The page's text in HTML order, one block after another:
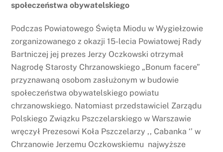
społeczeństwa obywatelskiego
Podczas Powiatowego Święta Miodu w Wygiełzowie
zorganizowanego z okazji 15-lecia Powiatowej Rady
Bartniczej jej prezes Jerzy Oczkowski otrzymał
Nagrodę Starosty Chrzanowskiego „Bonum facere”
przyznawaną osobom zasłużonym w budowie
społeczeństwa obywatelskiego powiatu
chrzanowskiego. Natomiast przedstawiciel Zarządu
Polskiego Związku Pszczelarskiego w Warszawie
wręczył Prezesowi Koła Pszczelarzy ,, Cabanka ‘’ w
Chrzanowie Jerzemu Oczkowskiemu najwyższe